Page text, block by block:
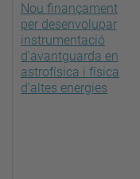
Nou finançament
per desenvolupar
instrumentació
d'avantguarda en
astrofísica i física
d'altes energies